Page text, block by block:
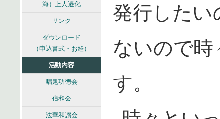
海）上人遷化
リンク
ダウンロード
（申込書式・お経）
活動内容
唱題功徳会
信和会
法華和讃会
発行したい
ないので時
す。